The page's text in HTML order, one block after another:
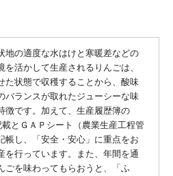
地の適度な水はけと寒暖差などの
を活かして生産されるりんごは、
た状態で収穫することから、酸味
バランスが取れたジューシーな味
徴です。加えて、生産履歴簿の
載とＧＡＰシート（農業生産工程管
帳し、「安全・安心」に重点をお
を行っています。また、年間を通
ごを味わってもらおうと、「ふ